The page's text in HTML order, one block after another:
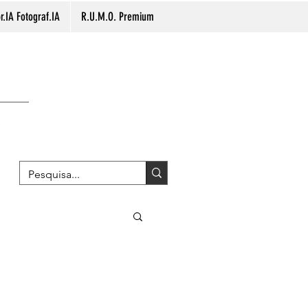
Fotograf.IA R.U.M.O. Premium